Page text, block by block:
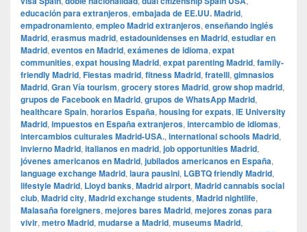
educación para extranjeros, embajada de EE.UU. Madrid,
empadronamiento, empleo Madrid extranjeros, enseñando inglés
Madrid, erasmus madrid, estadounidenses en Madrid, estudiar en
Madrid, eventos en Madrid, exámenes de idioma, expat
communities, expat housing Madrid, expat parenting Madrid, family-
friendly Madrid, Fiestas madrid, fitness Madrid, fratelli, gimnasios
Madrid, Gran Vía tourism, grocery stores Madrid, grow shop madrid,
grupos de Facebook en Madrid, grupos de WhatsApp Madrid,
healthcare Spain, horarios España, housing for expats, IE University
Madrid, impuestos en España extranjeros, intercambio de idiomas,
intercambios culturales Madrid-USA., international schools Madrid,
invierno Madrid, italianos en madrid, job opportunities Madrid,
jóvenes americanos en Madrid, jubilados americanos en España,
language exchange Madrid, laura pausini, LGBTQ friendly Madrid,
lifestyle Madrid, Lloyd banks, Madrid airport, Madrid cannabis social
club, Madrid city, Madrid exchange students, Madrid nightlife,
Malasaña foreigners, mejores bares Madrid, mejores zonas para
vivir, metro Madrid, mudarse a Madrid, museums Madrid,